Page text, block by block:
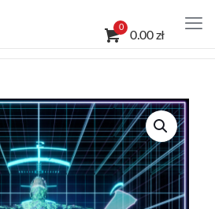
0
0.00 zł